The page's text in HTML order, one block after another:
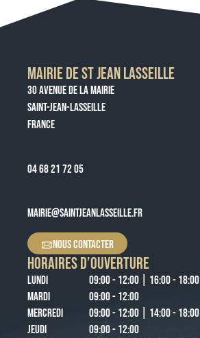
MAIRIE DE ST JEAN LASSEILLE
30 AVENUE DE LA MAIRIE
SAINT-JEAN-LASSEILLE
FRANCE
04 68 21 72 05
MAIRIE@SAINTJEANLASSEILLE.FR
NOUS CONTACTER
HORAIRES D’OUVERTURE
LUNDI
09:00 - 12:00 | 16:00 - 18:00
MARDI
09:00 - 12:00
MERCREDI
09:00 - 12:00 | 14:00 - 18:00
JEUDI
09:00 - 12:00